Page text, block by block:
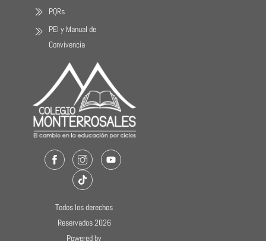
PQRs
PEI y Manual de
Convivencia
FacebookInstagramYoutube
TikTok
Todos los derechos
Reservados 2026
Powered by